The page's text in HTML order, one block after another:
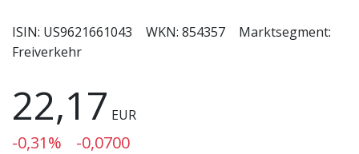
ISIN: US9621661043 WKN: 854357
Marktsegment:
Freiverkehr
22,17 EUR
-0,31% -0,0700